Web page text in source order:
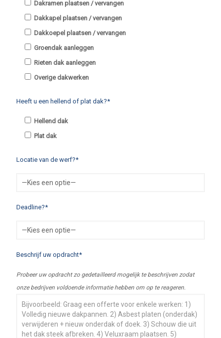
Dakramen plaatsen / vervangen
Dakkapel plaatsen / vervangen
Dakkoepel plaatsen / vervangen
Groendak aanleggen
Rieten dak aanleggen
Overige dakwerken
Heeft u een hellend of plat dak?*
Hellend dak
Plat dak
Locatie van de werf?*
Deadline?*
Beschrijf uw opdracht*
Probeer uw opdracht zo gedetailleerd mogelijk te beschrijven zodat
onze bedrijven voldoende informatie hebben om op te reageren.